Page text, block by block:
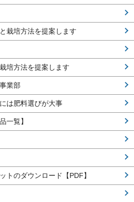
栽培方法を提案します
培方法を提案します
業部
は肥料選びが大事
一覧】
トのダウンロード【PDF】